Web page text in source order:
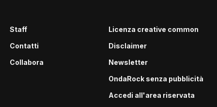
Staff
Contatti
Collabora
Licenza creative common
Disclaimer
Newsletter
OndaRock senza pubblicità
Accedi all'area riservata